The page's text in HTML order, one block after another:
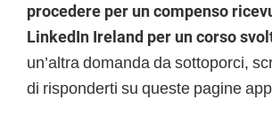
procedere per un compenso
LinkedIn Ireland per un corso
un’altra domanda da sottoporci,
di risponderti su queste pagine